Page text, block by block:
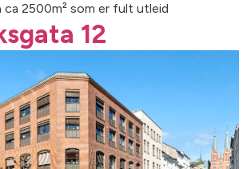
2500m² som er fult utleid
12